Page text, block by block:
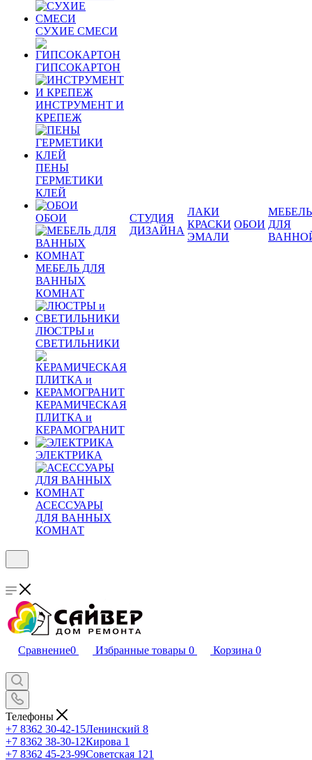
СУХИЕ СМЕСИ
ГИПСОКАРТОН
ИНСТРУМЕНТ И
КРЕПЕЖ
ПЕНЫ
ГЕРМЕТИКИ
КЛЕЙ
ОБОИ
МЕБЕЛЬ ДЛЯ
ВАННЫХ
КОМНАТ
ЛЮСТРЫ и
СВЕТИЛЬНИКИ
КЕРАМИЧЕСКАЯ
ПЛИТКА и
КЕРАМОГРАНИТ
ЭЛЕКТРИКА
АСЕССУАРЫ
ДЛЯ ВАННЫХ
КОМНАТ
СТУДИЯ
ДИЗАЙНА
ЛАКИ
КРАСКИ
ЭМАЛИ
ОБОИ
МЕБЕЛЬ
ДЛЯ
Сравнение0 Избранные товары 0 Корзина 0
Телефоны
+7 8362 30-42-15Ленинский 8
+7 8362 38-30-12Кирова 1
+7 8362 45-23-99Советская 121